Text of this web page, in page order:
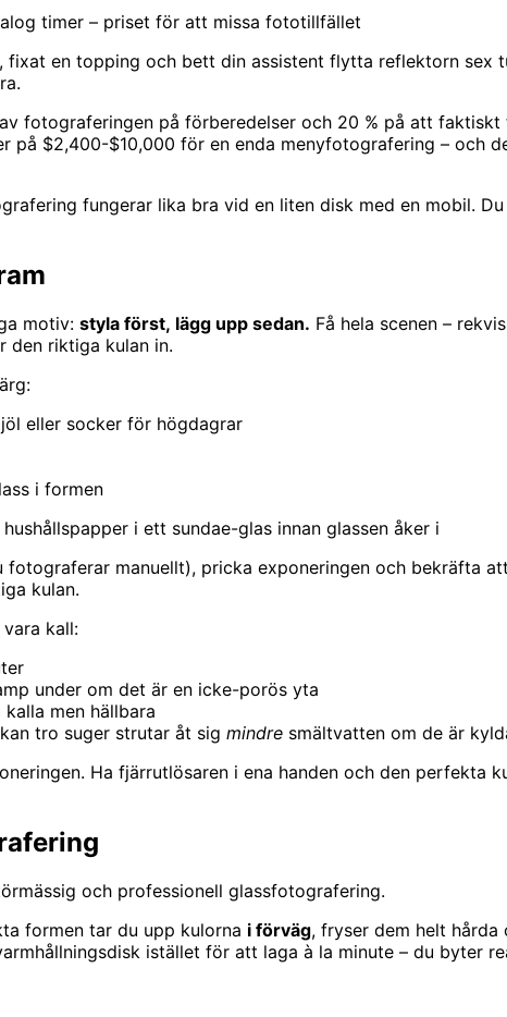
timer – priset för att missa fototillfället
en topping och bett din assistent flytta reflektorn sex
fotograferingen på förberedelser och 20 % på att
$2,400-$10,000 för en enda menyfotografering – och
fungerar lika bra vid en liten disk med en mobil.
motiv: styla först, lägg upp sedan. Få hela scenen –
den riktiga kulan in.
eller socker för högdagrar
i formen
i ett sundae-glas innan glassen åker i
manuellt), pricka exponeringen och bekräfta
kulan.
kall:
under om det är en icke-porös yta
men hällbara
tro suger strutar åt sig mindre smältvatten om de är
Ha fjärrutlösaren i ena handen och den perfekta
och professionell glassfotografering.
formen tar du upp kulorna i förväg, fryser dem helt
istället för att laga à la minute – du byter